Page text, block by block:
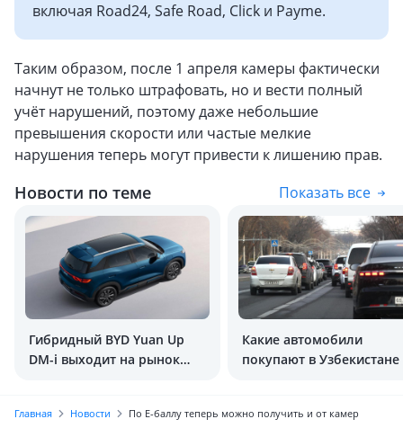
включая Road24, Safe Road, Click и Payme.
Таким образом, после 1 апреля камеры фактически
начнут не только штрафовать, но и вести полный
учёт нарушений, поэтому даже небольшие
превышения скорости или частые мелкие
нарушения теперь могут привести к лишению прав.
Новости по теме Показать все
Гибридный BYD Yuan Up
DM-i выходит на рынок
Какие автомобили
покупают в Узбекистане
Главная Новости По Е-баллу теперь можно получить и от камер